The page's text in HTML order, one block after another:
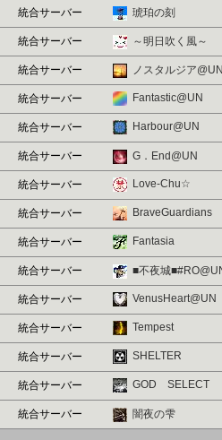
統合サーバー 琥珀の刻
統合サーバー ～明日吹く風～
統合サーバー ノスタルジア
統合サーバー Fantastic@UN
統合サーバー Harbour@UN
統合サーバー G．End@UN
統合サーバー Love-Chu☆
統合サーバー BraveGuardians
統合サーバー Fantasia
統合サーバー ■不夜城
統合サーバー VenusHeart@UN
統合サーバー Tempest
統合サーバー SHELTER
統合サーバー GOD SELECT
統合サーバー 闇夜の雫